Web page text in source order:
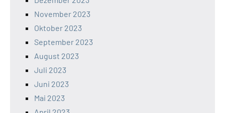
November 2023
Oktober 2023
September 2023
August 2023
Juli 2023
Juni 2023
Mai 2023